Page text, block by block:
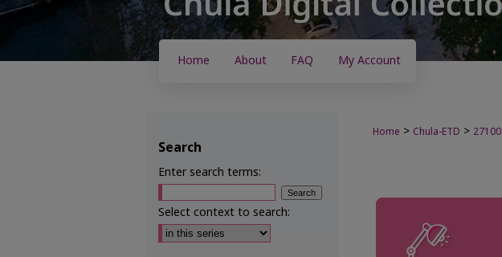
Home About FAQ My Account
Home > Chula-ETD > 27100
Search
Enter search terms:
Select context to search: